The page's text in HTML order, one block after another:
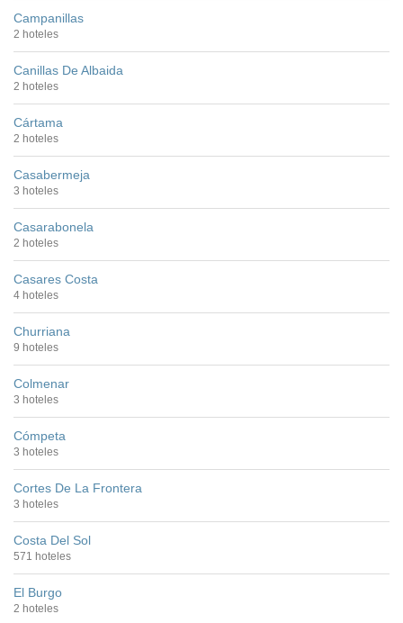
Campanillas
2 hoteles
Canillas De Albaida
2 hoteles
Cártama
2 hoteles
Casabermeja
3 hoteles
Casarabonela
2 hoteles
Casares Costa
4 hoteles
Churriana
9 hoteles
Colmenar
3 hoteles
Cómpeta
3 hoteles
Cortes De La Frontera
3 hoteles
Costa Del Sol
571 hoteles
El Burgo
2 hoteles